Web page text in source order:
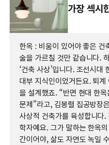
가장 섹시
한옥 : 비움이 있어야 좋은 건
술을 가르칠 것만 같습니다.
‘건축 사상’입니다. 조선시
대부 지식인이었거든요. 퇴
을 설계했죠. “반면 현대 한
문제”라고, 김봉렬 집공방장
사상적 건축가를 육성합니다
학자예요. 그가 말하는 한옥
간이어야, 삶도 자연도 녹일